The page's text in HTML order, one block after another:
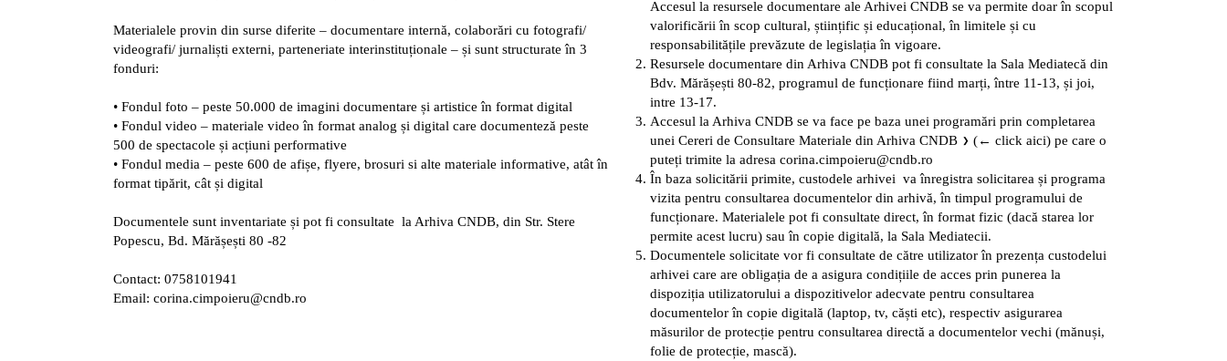
Materialele provin din surse diferite – documentare internă, colaborări cu fotografi/
videografi/ jurnaliști externi, parteneriate interinstituționale – și sunt structurate în 3
fonduri:
• Fondul foto – peste 50.000 de imagini documentare și artistice în format digital
• Fondul video – materiale video în format analog și digital care documenteză peste
500 de spectacole și acțiuni performative
• Fondul media – peste 600 de afișe, flyere, brosuri si alte materiale informative, atât în
format tipărit, cât și digital
Documentele sunt inventariate și pot fi consultate la Arhiva CNDB, din Str. Stere
Popescu, Bd. Mărășești 80 -82
Contact: 0758101941
Email: corina.cimpoieru@cndb.ro
Accesul la resursele documentare ale Arhivei CNDB se va permite doar în scopul
valorificării în scop cultural, științific și educațional, în limitele și cu
responsabilitățile prevăzute de legislația în vigoare.
Resursele documentare din Arhiva CNDB pot fi consultate la Sala Mediatecă din
Bdv. Mărășești 80-82, programul de funcționare fiind marți, între 11-13, și joi,
intre 13-17.
Accesul la Arhiva CNDB se va face pe baza unei programări prin completarea
uneiCereri de Consultare Materiale din Arhiva CNDB
(← click aici) pe care o
puteți trimite la adresacorina.cimpoieru@cndb.ro
În baza solicitării primite, custodele arhivei va înregistra solicitarea și programa
vizita pentru consultarea documentelor din arhivă, în timpul programului de
funcționare. Materialele pot fi consultate direct, în format fizic (dacă starea lor
permite acest lucru) sau în copie digitală, la Sala Mediatecii.
Documentele solicitate vor fi consultate de către utilizator în prezența custodelui
arhivei care are obligația de a asigura condițiile de acces prin punerea la
dispoziția utilizatorului a dispozitivelor adecvate pentru consultarea
documentelor în copie digitală (laptop, tv, căști etc), respectiv asigurarea
măsurilor de protecție pentru consultarea directă a documentelor vechi (mănuși,
folie de protecție, mască).